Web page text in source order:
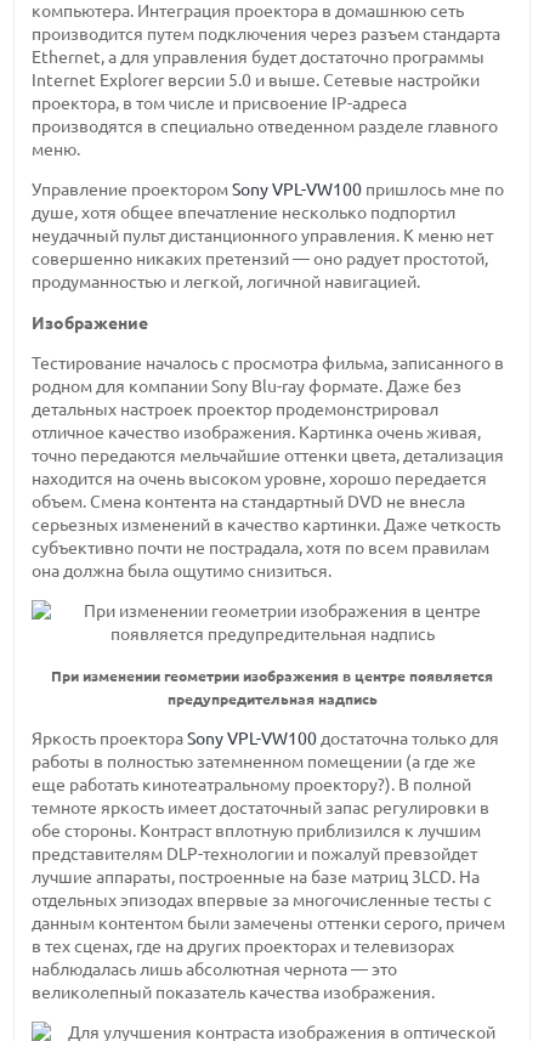
компьютера. Интеграция проектора в домашнюю сеть
производится путем подключения через разъем стандарта
Ethernet, а для управления будет достаточно программы
Internet Explorer версии 5.0 и выше. Сетевые настройки
проектора, в том числе и присвоение IP-адреса
производятся в специально отведенном разделе главного
меню.
Управление проекторомSony VPL-VW100 пришлось мне по
душе, хотя общее впечатление несколько подпортил
неудачный пульт дистанционного управления. К меню нет
совершенно никаких претензий — оно радует простотой,
продуманностью и легкой, логичной навигацией.
Изображение
Тестирование началось с просмотра фильма, записанного в
родном для компании Sony Blu-ray формате. Даже без
детальных настроек проектор продемонстрировал
отличное качество изображения. Картинка очень живая,
точно передаются мельчайшие оттенки цвета, детализация
находится на очень высоком уровне, хорошо передается
объем. Смена контента на стандартный DVD не внесла
серьезных изменений в качество картинки. Даже четкость
субъективно почти не пострадала, хотя по всем правилам
она должна была ощутимо снизиться.
При изменении геометрии изображения в центре появляется
предупредительная надпись
Яркость проектораSony VPL-VW100 достаточна только для
работы в полностью затемненном помещении (а где же
еще работать кинотеатральному проектору?). В полной
темноте яркость имеет достаточный запас регулировки в
обе стороны. Контраст вплотную приблизился к лучшим
представителям DLP-технологии и пожалуй превзойдет
лучшие аппараты, построенные на базе матриц 3LCD. На
отдельных эпизодах впервые за многочисленные тесты с
данным контентом были замечены оттенки серого, причем
в тех сценах, где на других проекторах и телевизорах
наблюдалась лишь абсолютная чернота — это
великолепный показатель качества изображения.